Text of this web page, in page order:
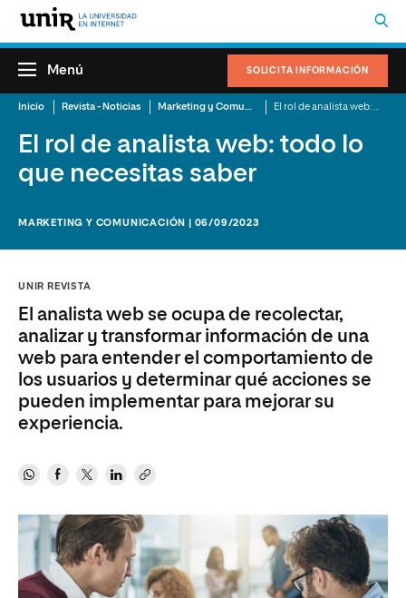
SOLICITA INFORMACIÓN
Menú
Inicio Revista - Noticias Marketing y Comunicación
El rol de analista web: todo lo
que necesitas saber
MARKETING Y COMUNICACIÓN | 06/09/2023
UNIR REVISTA
El analista web se ocupa de recolectar,
analizar y transformar información de una
web para entender el comportamiento de
los usuarios y determinar qué acciones se
pueden implementar para mejorar su
experiencia.